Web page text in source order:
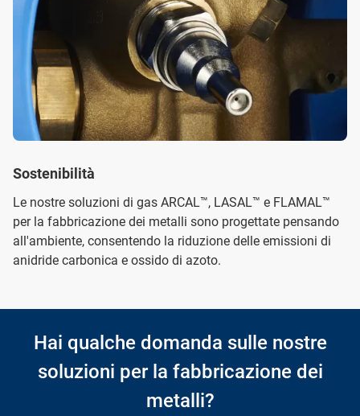
Sostenibilità
Le nostre soluzioni di gas ARCAL™, LASAL™ e FLAMAL™
per la fabbricazione dei metalli sono progettate pensando
all'ambiente, consentendo la riduzione delle emissioni di
anidride carbonica e ossido di azoto.
Hai qualche domanda sulle nostre
soluzioni per la fabbricazione dei
metalli?